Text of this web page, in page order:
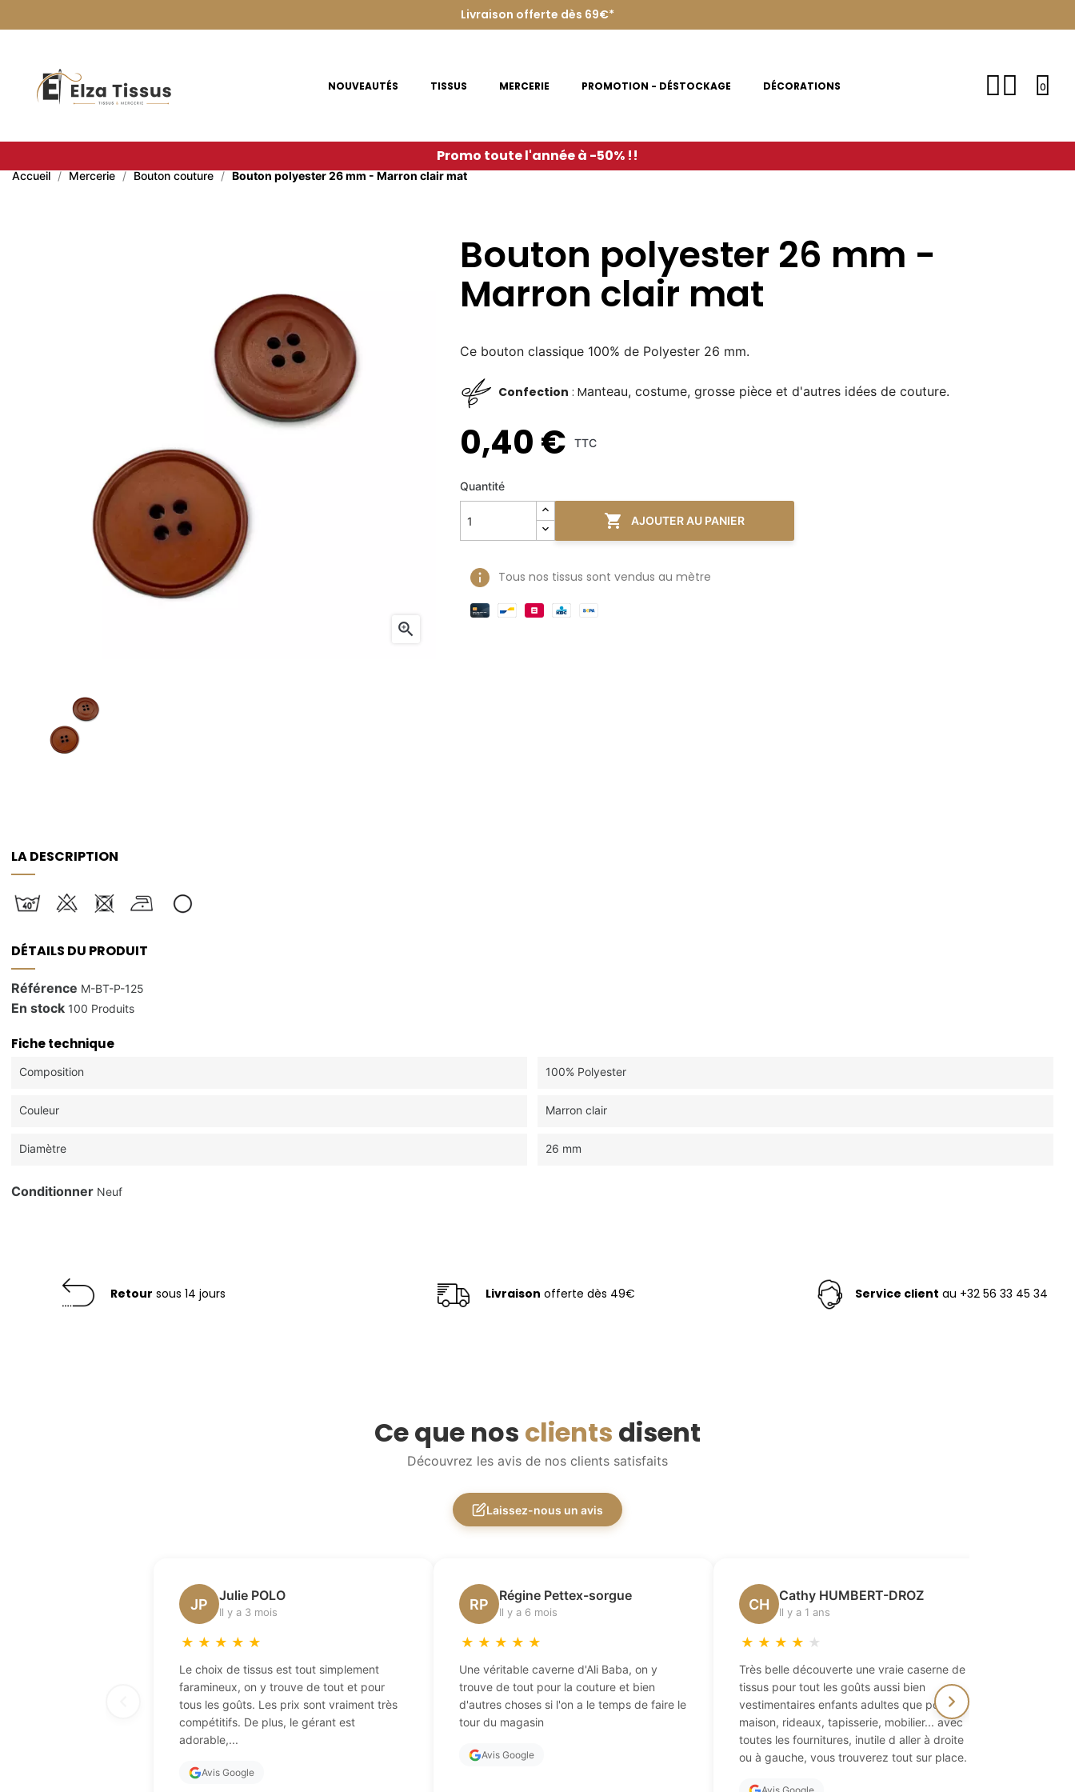
Livraison offerte dès 69€*
NOUVEAUTÉS TISSUS MERCERIE PROMOTION - DÉSTOCKAGE DÉCORATIONS 0
Promo toute l'année à -50% !!
Accueil Mercerie Bouton couture Bouton polyester 26 mm - Marron clair mat

Bouton polyester 26 mm -
Marron clair mat
Ce bouton classique 100% de Polyester 26 mm.
Confection : Manteau, costume, grosse pièce et d'autres idées de couture.
0,40 € TTC
Quantité
 AJOUTER AU PANIER
Tous nos tissus sont vendus au mètre
LA DESCRIPTION
DÉTAILS DU PRODUIT
Référence M-BT-P-125
En stock 100 Produits
Fiche technique
Composition 100% Polyester
Couleur Marron clair
Diamètre 26 mm
Conditionner Neuf
Retour sous 14 jours Livraison offerte dès 49€ Service client au +32 56 33 45 34
Ce que nos clients disent
Découvrez les avis de nos clients satisfaits
Laissez-nous un avis
JP
Julie POLO
Il y a 3 mois
★ ★ ★ ★ ★
Le choix de tissus est tout simplement
faramineux, on y trouve de tout et pour
tous les goûts. Les prix sont vraiment très
compétitifs. De plus, le gérant est
adorable,...
Avis Google
RP
Régine Pettex-sorgue
Il y a 6 mois
★ ★ ★ ★ ★
Une véritable caverne d'Ali Baba, on y
trouve de tout pour la couture et bien
d'autres choses si l'on a le temps de faire le
tour du magasin
Avis Google
CH
Cathy HUMBERT-DROZ
Il y a 1 ans
★ ★ ★ ★ ★
Très belle découverte une vraie caserne de
tissus pour tout les goûts aussi bien
vestimentaires enfants adultes que pour la
maison, rideaux, tapisserie, mobilier... avec
toutes les fournitures, inutile d aller à droite
ou à gauche, vous trouverez tout sur place.